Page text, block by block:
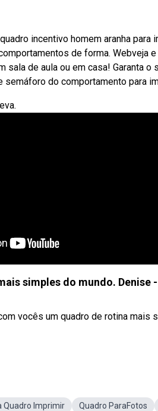
incentivo homem aranha
de forma. Webveja
sala de aula ou em casa! Garanta
do comportamento para
simples do mundo. Denise
vocês um quadro de rotina mais
Quadro Imprimir Quadro ParaFotos